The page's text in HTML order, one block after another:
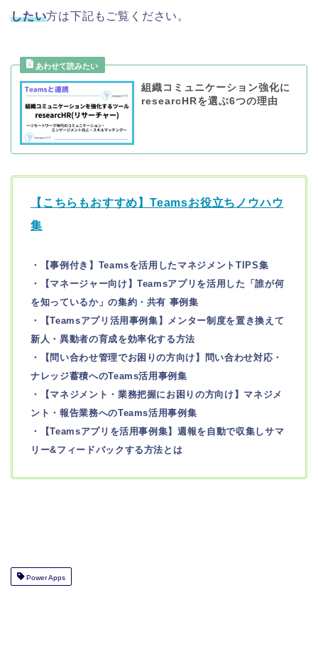
したい方は下記もご覧ください。
組織コミュニケーション強化に
researcHRを選ぶ6つの理由
【こちらもおすすめ】Teamsお役立ちノウハウ
集
・【事例付き】Teamsを活用したマネジメントTIPS集
・【マネージャー向け】Teamsアプリを活用した「誰が何
を知っているか」の集約・共有 事例集
・【Teamsアプリ活用事例集】メンター制度を置き換えて
新人・異動者の育成を効率化する方法
・【問い合わせ管理でお困りの方向け】問い合わせ対応・
ナレッジ蓄積へのTeams活用事例集
・【マネジメント・業務把握にお困りの方向け】マネジメ
ント・報告業務へのTeams活用事例集
・【Teamsアプリを活用事例集】週報を自動で収集しサマ
リー&フィードバックする方法とは
Power Apps